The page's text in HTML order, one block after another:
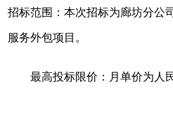
招标范围：本次招标为廊坊分公
服务外包项目。
最高投标限价： 月单价为人